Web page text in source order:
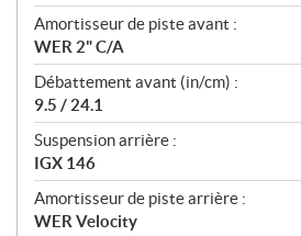
Amortisseur de piste avant :
WER 2" C/A
Débattement avant (in/cm) :
9.5 / 24.1
Suspension arrière :
IGX 146
Amortisseur de piste arrière :
WER Velocity